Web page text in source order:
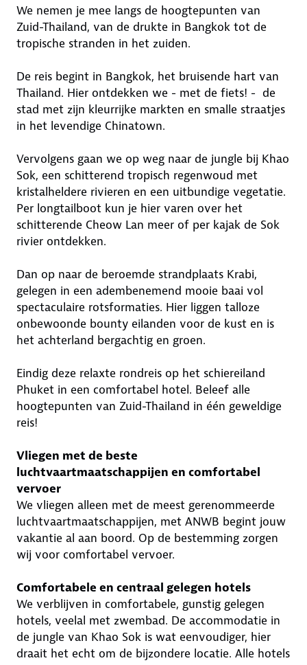
We nemen je mee langs de hoogtepunten van
Zuid-Thailand, van de drukte in Bangkok tot de
tropische stranden in het zuiden.
De reis begint in Bangkok, het bruisende hart van
Thailand. Hier ontdekken we - met de fiets! - de
stad met zijn kleurrijke markten en smalle straatjes
in het levendige Chinatown.
Vervolgens gaan we op weg naar de jungle bij Khao
Sok, een schitterend tropisch regenwoud met
kristalheldere rivieren en een uitbundige vegetatie.
Per longtailboot kun je hier varen over het
schitterende Cheow Lan meer of per kajak de Sok
rivier ontdekken.
Dan op naar de beroemde strandplaats Krabi,
gelegen in een adembenemend mooie baai vol
spectaculaire rotsformaties. Hier liggen talloze
onbewoonde bounty eilanden voor de kust en is
het achterland bergachtig en groen.
Eindig deze relaxte rondreis op het schiereiland
Phuket in een comfortabel hotel. Beleef alle
hoogtepunten van Zuid-Thailand in één geweldige
reis!
Vliegen met de beste
luchtvaartmaatschappijen en comfortabel
vervoer
We vliegen alleen met de meest gerenommeerde
luchtvaartmaatschappijen, met ANWB begint jouw
vakantie al aan boord. Op de bestemming zorgen
wij voor comfortabel vervoer.
Comfortabele en centraal gelegen hotels
We verblijven in comfortabele, gunstig gelegen
hotels, veelal met zwembad. De accommodatie in
de jungle van Khao Sok is wat eenvoudiger, hier
draait het echt om de bijzondere locatie. Alle hotels